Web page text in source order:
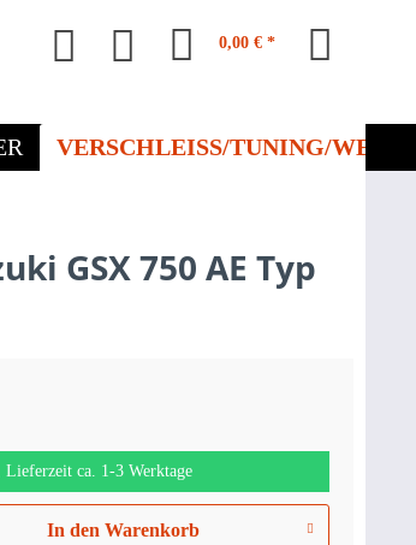
0,00 € *
VERSCHLEISS/TUNING/
GSX 750 AE Typ
ca. 1-3 Werktage
In den Warenkorb